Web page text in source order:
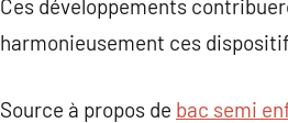
Ces développements
harmonieusement ces
Source à propos de bac semi